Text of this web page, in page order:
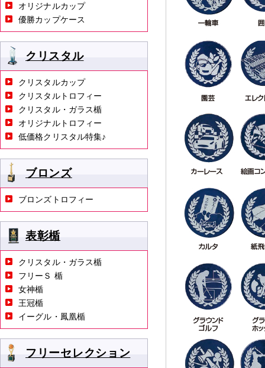
オリジナルカップ
優勝カップケース
クリスタル
クリスタルカップ
クリスタルトロフィー
クリスタル・ガラス楯
オリジナルトロフィー
低価格クリスタル特集♪
ブロンズ
ブロンズトロフィー
表彰楯
クリスタル・ガラス楯
フリーＳ 楯
女神楯
王冠楯
イーグル・鳳凰楯
フリーセレクション